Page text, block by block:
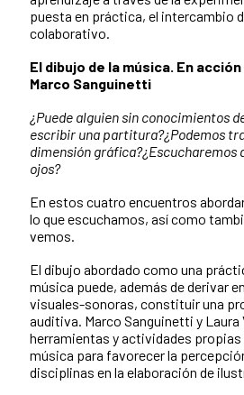
puesta en práctica, el intercambio
colaborativo.
El dibujo de la música. En
Marco Sanguinetti
¿Puede alguien sin conocimientos
escribir una partitura?¿Podemos
dimensión gráfica?¿Escucharemos
ojos?
En estos cuatro encuentros
lo que escuchamos, así como
vemos.
El dibujo abordado como una
música puede, además de derivar
visuales-sonoras, constituir una
auditiva. Marco Sanguinetti y Laura
herramientas y actividades propias
música para favorecer la
disciplinas en la elaboración de